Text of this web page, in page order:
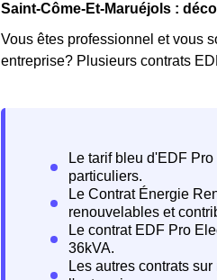
Saint-Côme-Et-Maruéjols :
Vous êtes professionnel et vous
entreprise? Plusieurs contrats